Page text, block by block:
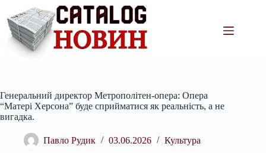
вмісту
Генеральний директор Метрополітен-опера: Опера
“Матері Херсона” буде сприйматися як реальність, а не
вигадка.
Павло Рудик 03.06.2026 Культура